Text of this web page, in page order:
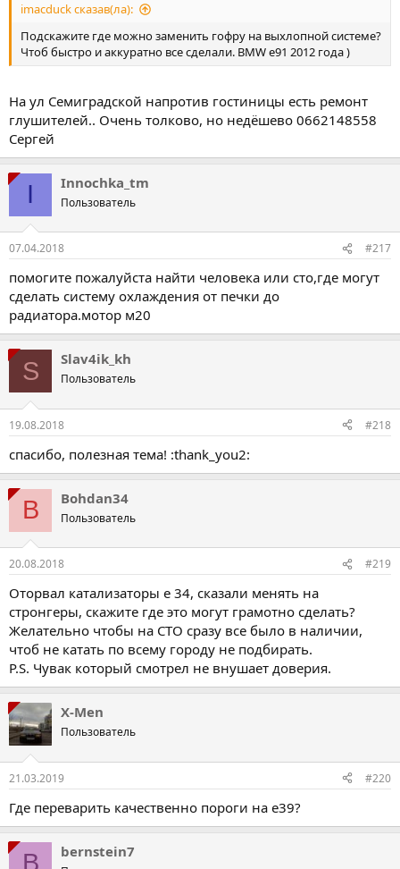
imacduck сказав(ла):
Подскажите где можно заменить гофру на выхлопной системе?
Чтоб быстро и аккуратно все сделали. BMW e91 2012 года )
На ул Семиградской напротив гостиницы есть ремонт
глушителей.. Очень толково, но недёшево 0662148558
Сергей
I Innochka_tm
Пользователь
07.04.2018 #217
помогите пожалуйста найти человека или сто,где могут
сделать систему охлаждения от печки до
радиатора.мотор м20
S Slav4ik_kh
Пользователь
19.08.2018 #218
спасибо, полезная тема! :thank_you2:
B Bohdan34
Пользователь
20.08.2018 #219
Оторвал катализаторы е 34, сказали менять на
стронгеры, скажите где это могут грамотно сделать?
Желательно чтобы на СТО сразу все было в наличии,
чтоб не катать по всему городу не подбирать.
P.S. Чувак который смотрел не внушает доверия.
X-Men
Пользователь
21.03.2019 #220
Где переварить качественно пороги на е39?
B bernstein7